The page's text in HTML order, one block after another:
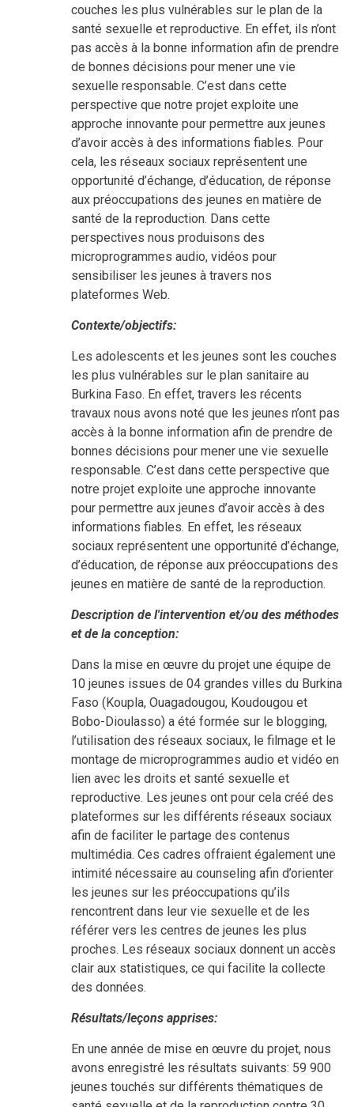
couches les plus vulnérables sur le plan de la
santé sexuelle et reproductive. En effet, ils n’ont
pas accès à la bonne information afin de prendre
de bonnes décisions pour mener une vie
sexuelle responsable. C’est dans cette
perspective que notre projet exploite une
approche innovante pour permettre aux jeunes
d’avoir accès à des informations fiables. Pour
cela, les réseaux sociaux représentent une
opportunité d’échange, d’éducation, de réponse
aux préoccupations des jeunes en matière de
santé de la reproduction. Dans cette
perspectives nous produisons des
microprogrammes audio, vidéos pour
sensibiliser les jeunes à travers nos
plateformes Web.
Contexte/objectifs:
Les adolescents et les jeunes sont les couches
les plus vulnérables sur le plan sanitaire au
Burkina Faso. En effet, travers les récents
travaux nous avons noté que les jeunes n’ont pas
accès à la bonne information afin de prendre de
bonnes décisions pour mener une vie sexuelle
responsable. C’est dans cette perspective que
notre projet exploite une approche innovante
pour permettre aux jeunes d’avoir accès à des
informations fiables. En effet, les réseaux
sociaux représentent une opportunité d’échange,
d’éducation, de réponse aux préoccupations des
jeunes en matière de santé de la reproduction.
Description de l'intervention et/ou des méthodes
et de la conception:
Dans la mise en œuvre du projet une équipe de
10 jeunes issues de 04 grandes villes du Burkina
Faso (Koupla, Ouagadougou, Koudougou et
Bobo-Dioulasso) a été formée sur le blogging,
l’utilisation des réseaux sociaux, le filmage et le
montage de microprogrammes audio et vidéo en
lien avec les droits et santé sexuelle et
reproductive. Les jeunes ont pour cela créé des
plateformes sur les différents réseaux sociaux
afin de faciliter le partage des contenus
multimédia. Ces cadres offraient également une
intimité nécessaire au counseling afin d’orienter
les jeunes sur les préoccupations qu’ils
rencontrent dans leur vie sexuelle et de les
référer vers les centres de jeunes les plus
proches. Les réseaux sociaux donnent un accès
clair aux statistiques, ce qui facilite la collecte
des données.
Résultats/leçons apprises:
En une année de mise en œuvre du projet, nous
avons enregistré les résultats suivants: 59 900
jeunes touchés sur différents thématiques de